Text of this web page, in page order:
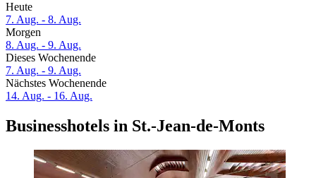
Heute
7. Aug. - 8. Aug.
Morgen
8. Aug. - 9. Aug.
Dieses Wochenende
7. Aug. - 9. Aug.
Nächstes Wochenende
14. Aug. - 16. Aug.
Businesshotels in St.-Jean-de-Monts